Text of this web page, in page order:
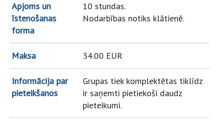
Apjoms un
īstenošanas
forma
10 stundas.
Nodarbības notiks klātienē.
Maksa 34.00 EUR
Informācija par
pieteikšanos
Grupas tiek komplektētas tiklīdz
ir saņemti pietiekoši daudz
pieteikumi.